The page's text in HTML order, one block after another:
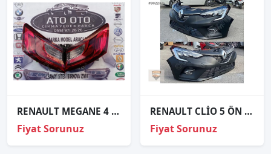
RENAULT MEGANE 4 ORJİNAL ÇIKMA SAĞ SOL STOP
Fiyat Sorunuz
RENAULT CLİO 5 ÖN TAMPON FAR SETİ SIFIR TAİWAN
Fiyat Sorunuz